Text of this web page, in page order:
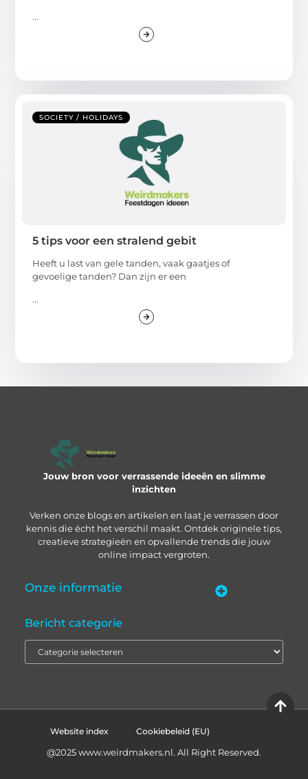
...
SOCIETY / HOLIDAYS
5 tips voor een stralend gebit
Heeft u last van gele tanden, vaak gaatjes of
gevoelige tanden? Dan zijn er een
...
Jouw bron voor verrassende ideeën en slimme
inzichten
Verken onze blogs en artikelen en laat je verrassen door
kennis die écht het verschil maakt. Ontdek originele tips,
creatieve strategieën en opvallende trends die jouw
online impact vergroten.
Onze informatie
Bericht categorie
Website index Cookiebeleid (EU)
@2025 www.weirdmakers.nl. All Right Reserved.